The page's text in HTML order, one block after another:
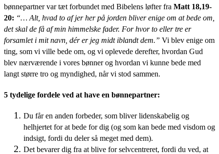
bønnepartner var tæt forbundet med Bibelens løfter fra Matt 18,19-
20: “… Alt, hvad to af jer her på jorden bliver enige om at bede om,
det skal de få af min himmelske fader. For hvor to eller tre er
forsamlet i mit navn, dér er jeg midt iblandt dem.” Vi blev enige om
ting, som vi ville bede om, og vi oplevede derefter, hvordan Gud
blev nærværende i vores bønner og hvordan vi kunne bede med
langt større tro og myndighed, når vi stod sammen.
5 tydelige fordele ved at have en bønnepartner:
Du får en anden forbeder, som bliver lidenskabelig og
helhjertet for at bede for dig (og som kan bede med visdom og
indsigt, fordi du deler så meget med dem).
Det bevarer dig fra at blive for selvcentreret, fordi du ved, at